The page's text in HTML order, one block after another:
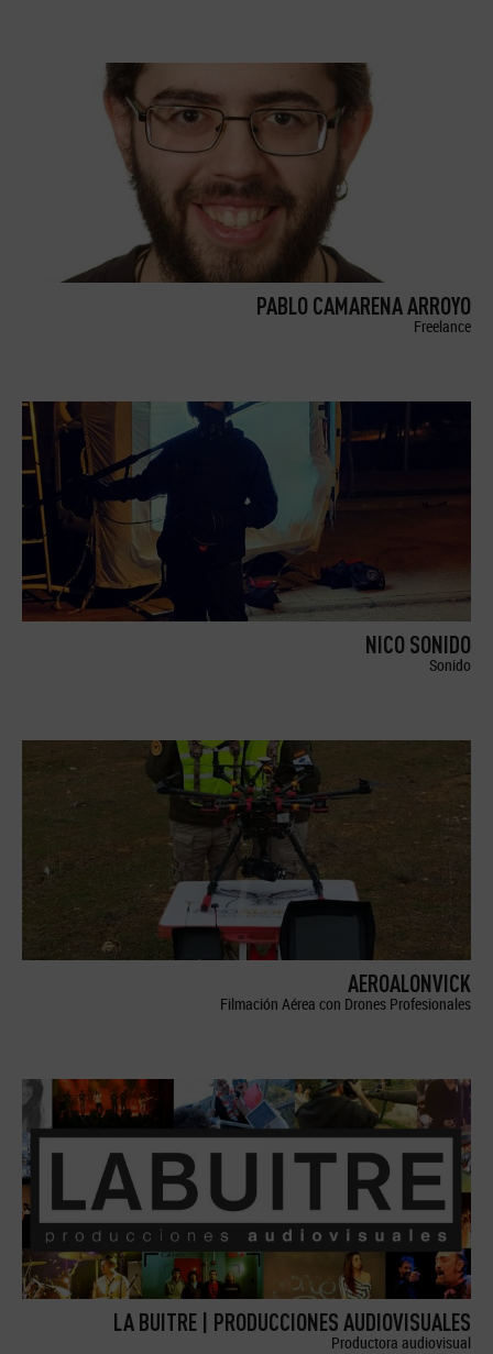
PABLO CAMARENA ARROYO
Freelance
NICO SONIDO
Sonido
AEROALONVICK
Filmación Aérea con Drones Profesionales
LA BUITRE | PRODUCCIONES AUDIOVISUALES
Productora audiovisual